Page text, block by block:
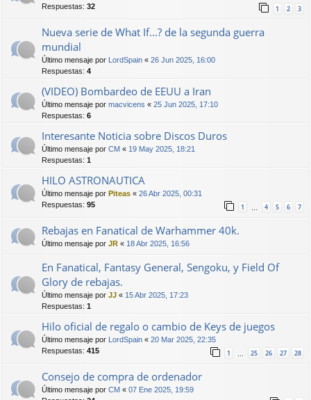
Respuestas: 32 1 2 3
Nueva serie de What If...? de la segunda guerra
mundial
Último mensaje por LordSpain « 26 Jun 2025, 16:00
Respuestas: 4
(VIDEO) Bombardeo de EEUU a Iran
Último mensaje por macvicens « 25 Jun 2025, 17:10
Respuestas: 6
Interesante Noticia sobre Discos Duros
Último mensaje por CM « 19 May 2025, 18:21
Respuestas: 1
HILO ASTRONAUTICA
Último mensaje por Piteas « 26 Abr 2025, 00:31
Respuestas: 95 1 … 4 5 6 7
Rebajas en Fanatical de Warhammer 40k.
Último mensaje por JR « 18 Abr 2025, 16:56
En Fanatical, Fantasy General, Sengoku, y Field Of
Glory de rebajas.
Último mensaje por JJ « 15 Abr 2025, 17:23
Respuestas: 1
Hilo oficial de regalo o cambio de Keys de juegos
Último mensaje por LordSpain « 20 Mar 2025, 22:35
Respuestas: 415 1 … 25 26 27 28
Consejo de compra de ordenador
Último mensaje por CM « 07 Ene 2025, 19:59